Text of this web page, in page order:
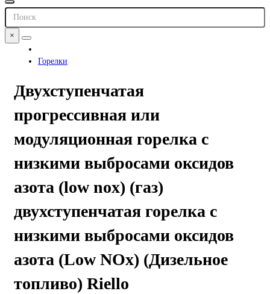
×
Горелки
Двухступенчатая
прогрессивная или
модуляционная горелка с
низкими выбросами оксидов
азота (low nox) (газ)
двухступенчатая горелка с
низкими выбросами оксидов
азота (Low NOx) (Дизельное
топливо) Riello